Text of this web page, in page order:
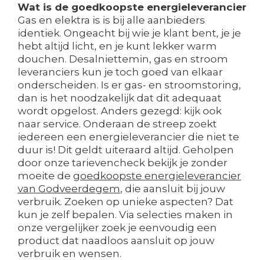
Wat is de goedkoopste energieleverancier
Gas en elektra is is bij alle aanbieders
identiek. Ongeacht bij wie je klant bent, je je
hebt altijd licht, en je kunt lekker warm
douchen. Desalniettemin, gas en stroom
leveranciers kun je toch goed van elkaar
onderscheiden. Is er gas- en stroomstoring,
dan is het noodzakelijk dat dit adequaat
wordt opgelost. Anders gezegd: kijk ook
naar service. Onderaan de streep zoekt
iedereen een energieleverancier die niet te
duur is! Dit geldt uiteraard altijd. Geholpen
door onze tarievencheck bekijk je zonder
moeite de goedkoopste energieleverancier
van Godveerdegem, die aansluit bij jouw
verbruik. Zoeken op unieke aspecten? Dat
kun je zelf bepalen. Via selecties maken in
onze vergelijker zoek je eenvoudig een
product dat naadloos aansluit op jouw
verbruik en wensen.